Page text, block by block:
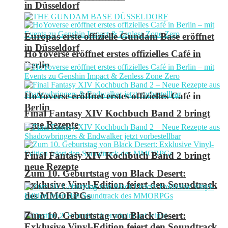
in Düsseldorf
HoYoverse eröffnet erstes offizielles Café in
Berlin
Final Fantasy XIV Kochbuch Band 2 bringt
neue Rezepte
Zum 10. Geburtstag von Black Desert:
Exklusive Vinyl-Edition feiert den Soundtrack
des MMORPGs
Europas erste offizielle Gundam Base eröffnet
in Düsseldorf
HoYoverse eröffnet erstes offizielles Café in
Berlin
Final Fantasy XIV Kochbuch Band 2 bringt
neue Rezepte
Zum 10. Geburtstag von Black Desert: